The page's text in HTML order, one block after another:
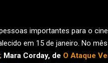
importantes para o
em 15 de janeiro. No
; Mara Corday, de O Ataque